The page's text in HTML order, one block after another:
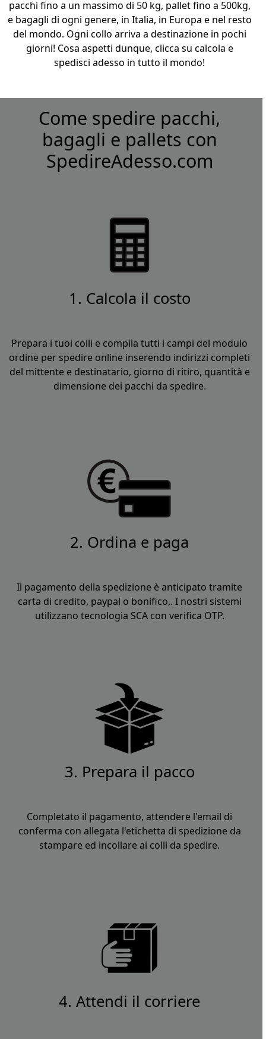
pacchi fino a un massimo di 50 kg, pallet fino a 500kg,
e bagagli di ogni genere, in Italia, in Europa e nel resto
del mondo. Ogni collo arriva a destinazione in pochi
giorni! Cosa aspetti dunque, clicca su calcola e
spedisci adesso in tutto il mondo!
Come spedire pacchi,
bagagli e pallets con
SpedireAdesso.com
1. Calcola il costo
Prepara i tuoi colli e compila tutti i campi del modulo
ordine per spedire online inserendo indirizzi completi
del mittente e destinatario, giorno di ritiro, quantità e
dimensione dei pacchi da spedire.
2. Ordina e paga
Il pagamento della spedizione è anticipato tramite
carta di credito, paypal o bonifico,. I nostri sistemi
utilizzano tecnologia SCA con verifica OTP.
3. Prepara il pacco
Completato il pagamento, attendere l'email di
conferma con allegata l'etichetta di spedizione da
stampare ed incollare ai colli da spedire.
4. Attendi il corriere